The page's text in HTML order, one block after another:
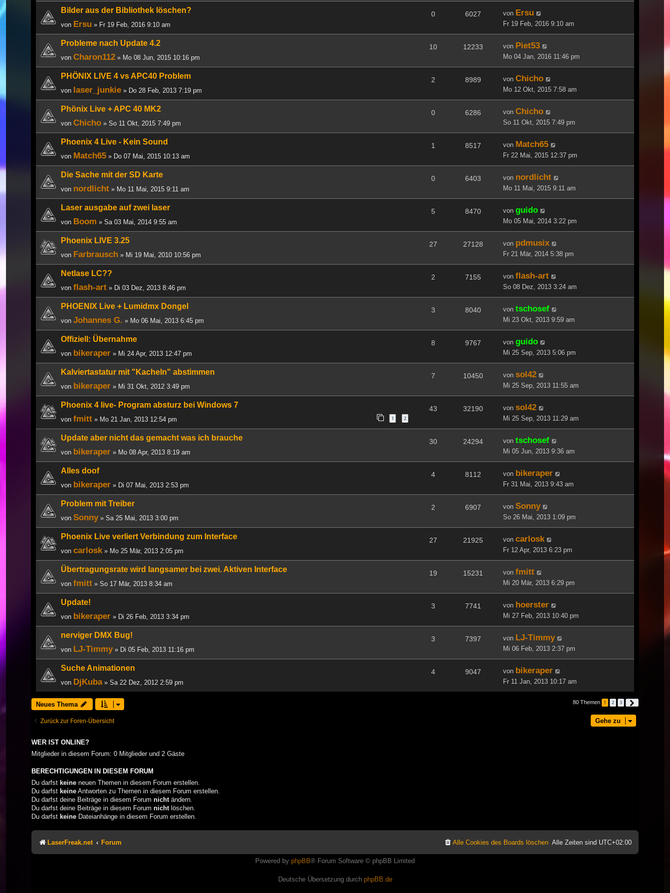
Bilder aus der Bibliothek löschen?
von Ersu » Fr 19 Feb, 2016 9:10 am
0 6027 von Ersu
Fr 19 Feb, 2016 9:10 am
Probleme nach Update 4.2
von Charon112 » Mo 08 Jun, 2015 10:16 pm
10 12233 von Piet53
Mo 04 Jan, 2016 11:46 pm
PHÖNIX LIVE 4 vs APC40 Problem
von laser_junkie » Do 28 Feb, 2013 7:19 pm
2 8989 von Chicho
Mo 12 Okt, 2015 7:58 am
Phönix Live + APC 40 MK2
von Chicho » So 11 Okt, 2015 7:49 pm
0 6286 von Chicho
So 11 Okt, 2015 7:49 pm
Phoenix 4 Live - Kein Sound
von Match65 » Do 07 Mai, 2015 10:13 am
1 8517 von Match65
Fr 22 Mai, 2015 12:37 pm
Die Sache mit der SD Karte
von nordlicht » Mo 11 Mai, 2015 9:11 am
0 6403 von nordlicht
Mo 11 Mai, 2015 9:11 am
Laser ausgabe auf zwei laser
von Boom » Sa 03 Mai, 2014 9:55 am
5 8470 von guido
Mo 05 Mai, 2014 3:22 pm
Phoenix LIVE 3.25
von Farbrausch » Mi 19 Mai, 2010 10:56 pm
27 27128 von pdmusix
Fr 21 Mär, 2014 5:38 pm
Netlase LC??
von flash-art » Di 03 Dez, 2013 8:46 pm
2 7155 von flash-art
So 08 Dez, 2013 3:24 am
PHOENIX Live + Lumidmx Dongel
von Johannes G. » Mo 06 Mai, 2013 6:45 pm
3 8040 von tschosef
Mi 23 Okt, 2013 9:59 am
Offiziell: Übernahme
von bikeraper » Mi 24 Apr, 2013 12:47 pm
8 9767 von guido
Mi 25 Sep, 2013 5:06 pm
Kalviertastatur mit "Kacheln" abstimmen
von bikeraper » Mi 31 Okt, 2012 3:49 pm
7 10450 von sol42
Mi 25 Sep, 2013 11:55 am
Phoenix 4 live- Program absturz bei Windows 7
von fmitt » Mo 21 Jan, 2013 12:54 pm 1 2
43 32190 von sol42
Mi 25 Sep, 2013 11:29 am
Update aber nicht das gemacht was ich brauche
von bikeraper » Mo 08 Apr, 2013 8:19 am
30 24294 von tschosef
Mi 05 Jun, 2013 9:36 am
Alles doof
von bikeraper » Di 07 Mai, 2013 2:53 pm
4 8112 von bikeraper
Fr 31 Mai, 2013 9:43 am
Problem mit Treiber
von Sonny» Sa 25 Mai, 2013 3:00 pm
2 6907 von Sonny
So 26 Mai, 2013 1:09 pm
Phoenix Live verliert Verbindung zum Interface
von carlosk » Mo 25 Mär, 2013 2:05 pm
27 21925 von carlosk
Fr 12 Apr, 2013 6:23 pm
Übertragungsrate wird langsamer bei zwei. Aktiven Interface
von fmitt » So 17 Mär, 2013 8:34 am
19 15231 von fmitt
Mi 20 Mär, 2013 6:29 pm
Update!
von bikeraper » Di 26 Feb, 2013 3:34 pm
3 7741 von hoerster
Mi 27 Feb, 2013 10:40 pm
nerviger DMX Bug!
von LJ-Timmy» Di 05 Feb, 2013 11:16 pm
3 7397 von LJ-Timmy
Mi 06 Feb, 2013 2:37 pm
Suche Animationen
von DjKuba» Sa 22 Dez, 2012 2:59 pm
4 9047 von bikeraper
Fr 11 Jan, 2013 10:17 am
Neues Thema 80 Themen 1 2 3
Zurück zur Foren-Übersicht Gehe zu
WER IST ONLINE?
Mitglieder in diesem Forum: 0 Mitglieder und 2 Gäste
BERECHTIGUNGEN IN DIESEM FORUM
Du darfst keine neuen Themen in diesem Forum erstellen.
Du darfst keine Antworten zu Themen in diesem Forum erstellen.
Du darfst deine Beiträge in diesem Forum nicht ändern.
Du darfst deine Beiträge in diesem Forum nicht löschen.
Du darfst keine Dateianhänge in diesem Forum erstellen.
LaserFreak.net Forum Alle Zeiten sind UTC+02:00
Alle Cookies des Boards löschen
Powered by phpBB® Forum Software © phpBB Limited
Deutsche Übersetzung durch phpBB.de